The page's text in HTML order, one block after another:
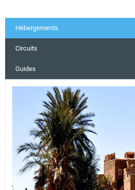
Hébergements
Circuits
Guides